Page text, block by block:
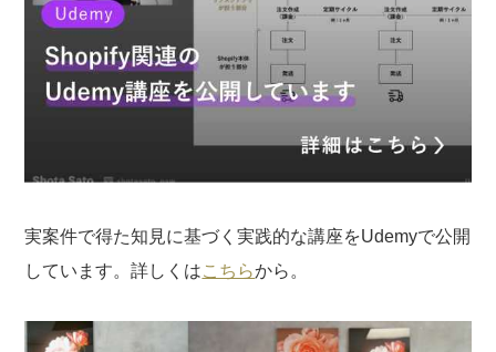
実案件で得た知見に基づく実践的な講座をUdemyで公開
しています。詳しくはこちらから。